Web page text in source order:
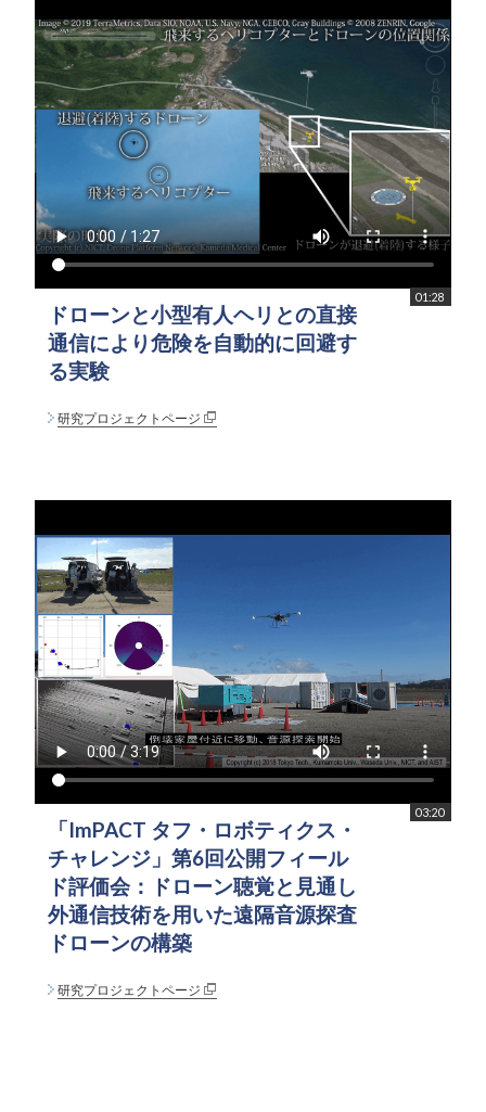
01:28
ドローンと小型有人ヘリとの直接
通信により危険を自動的に回避す
る実験
研究プロジェクトページ
03:20
「ImPACT タフ・ロボティクス・
チャレンジ」第6回公開フィール
ド評価会：ドローン聴覚と見通し
外通信技術を用いた遠隔音源探査
ドローンの構築
研究プロジェクトページ